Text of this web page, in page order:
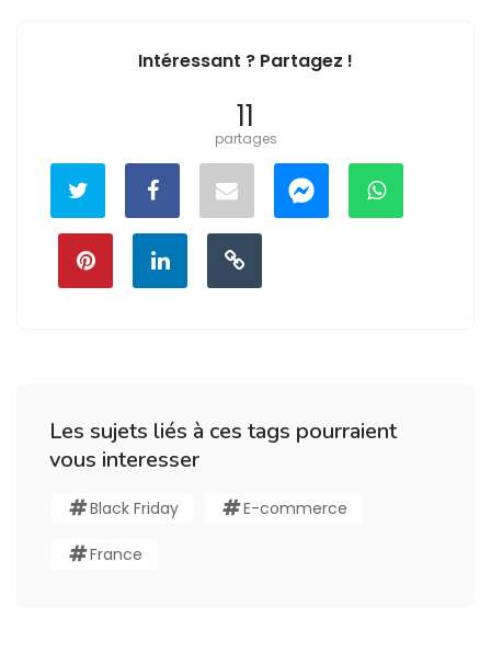
Intéressant ? Partagez !
11
partages
Les sujets liés à ces tags pourraient
vous interesser
Black Friday E-commerce
France